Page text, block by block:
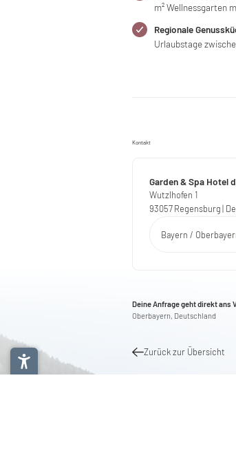
m² Wellnessgarten
Regionale
Urlaubstage
Kontakt
Garden & Spa Hotel
Wutzlhofen 1
93057Regensburg|
Bayern /
Deine Anfrage geht direkt ans
Oberbayern, Deutschland
Zurück zur Übersicht